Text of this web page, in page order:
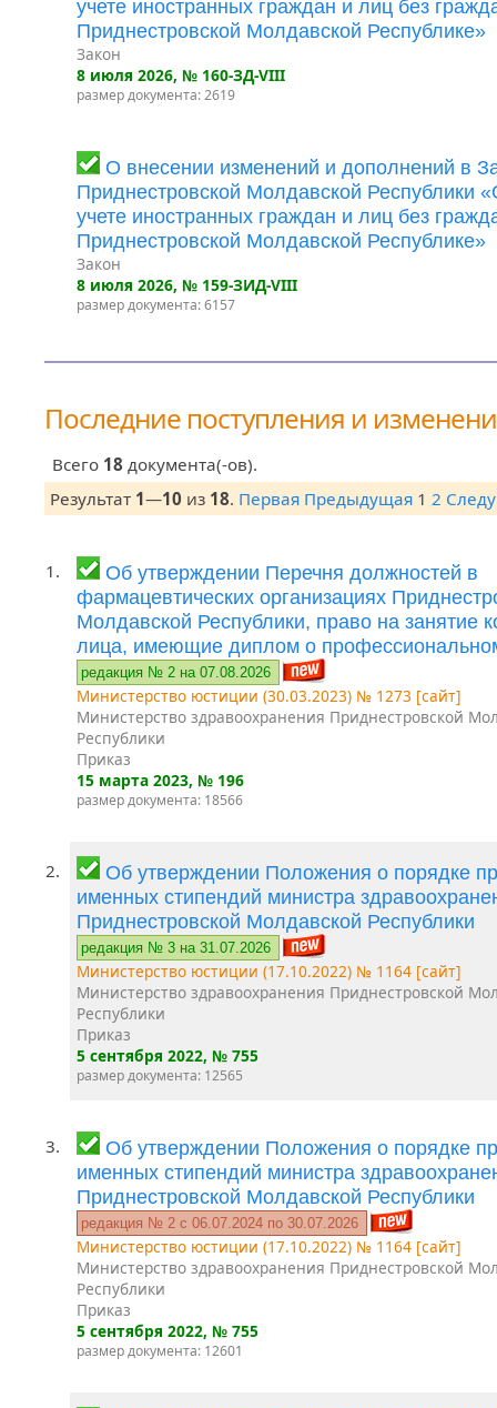
учете иностранных граждан и лиц без
Приднестровской Молдавской Республике»
Закон
8 июля 2026, № 160-ЗД-VIII
размер документа: 2619
О внесении изменений и дополнений в
Приднестровской Молдавской Республики
учете иностранных граждан и лиц без
Приднестровской Молдавской Республике»
Закон
8 июля 2026, № 159-ЗИД-VIII
размер документа: 6157
Последние поступления и
Всего 18 документа(-ов).
Результат 1—10 из 18. Первая Предыдущая 1 2
1.
Об утверждении Перечня должностей в
фармацевтических организациях
Молдавской Республики, право на занятие
лица, имеющие диплом о
редакция № 2 на 07.08.2026
Министерство юстиции (30.03.2023) № 1273 [сайт]
Министерство здравоохранения Приднестровской
Республики
Приказ
15 марта 2023, № 196
размер документа: 18566
2.
Об утверждении Положения о порядке
именных стипендий министра
Приднестровской Молдавской Республики
редакция № 3 на 31.07.2026
Министерство юстиции (17.10.2022) № 1164 [сайт]
Министерство здравоохранения Приднестровской
Республики
Приказ
5 сентября 2022, № 755
размер документа: 12565
3.
Об утверждении Положения о порядке
именных стипендий министра
Приднестровской Молдавской Республики
редакция № 2 c 06.07.2024 по 30.07.2026
Министерство юстиции (17.10.2022) № 1164 [сайт]
Министерство здравоохранения Приднестровской
Республики
Приказ
5 сентября 2022, № 755
размер документа: 12601